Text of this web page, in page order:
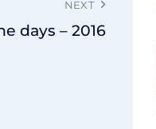
NEXT
days – 2016